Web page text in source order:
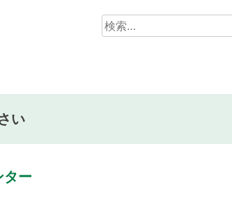
検
索:
い
ター